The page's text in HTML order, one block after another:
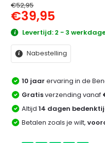
€52,95
€39,95
Levertijd: 2 - 3
Nabestelling
10 jaar ervaring in de
Gratisverzending vanaf
Altijd14 dagen
Betalen zoals je wilt,